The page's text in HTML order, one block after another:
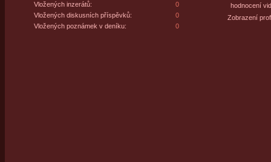
Vložených inzerátů:
0
Vložených diskusních příspěvků:
0
Vložených poznámek v deníku:
0
hodnocení
Zobrazení